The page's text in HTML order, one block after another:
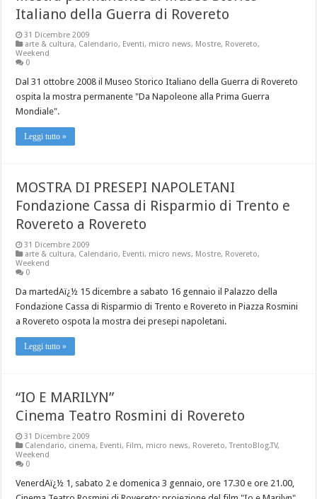
Italiano della Guerra di Rovereto
31 Dicembre 2009
arte & cultura, Calendario, Eventi, micro news, Mostre, Rovereto,
Weekend
0
Dal 31 ottobre 2008 il Museo Storico Italiano della Guerra di Rovereto
ospita la mostra permanente "Da Napoleone alla Prima Guerra
Mondiale".
Leggi tutto »
MOSTRA DI PRESEPI NAPOLETANI
Fondazione Cassa di Risparmio di Trento e
Rovereto a Rovereto
31 Dicembre 2009
arte & cultura, Calendario, Eventi, micro news, Mostre, Rovereto,
Weekend
0
Da martedAï¿½ 15 dicembre a sabato 16 gennaio il Palazzo della
Fondazione Cassa di Risparmio di Trento e Rovereto in Piazza Rosmini
a Rovereto ospota la mostra dei presepi napoletani.
Leggi tutto »
“IO E MARILYN”
Cinema Teatro Rosmini di Rovereto
31 Dicembre 2009
Calendario, cinema, Eventi, Film, micro news, Rovereto,TrentoBlog.TV,
Weekend
0
VenerdAï¿½ 1, sabato 2 e domenica 3 gennaio, ore 17.30 e ore 21.00,